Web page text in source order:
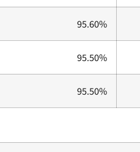
95.60%
95.50%
95.50%